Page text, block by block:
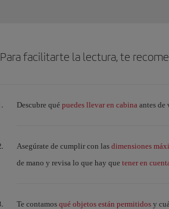
Para facilitarte la lectura, te
Descubre qué puedes llevar en cabina antes de
Asegúrate de cumplir con las dimensiones
de mano y revisa lo que hay que tener en
Te contamos qué objetos están permitidos y